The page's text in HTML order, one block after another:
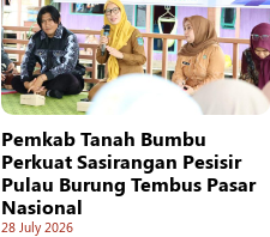
Pemkab Tanah Bumbu
Perkuat Sasirangan Pesisir
Pulau Burung Tembus Pasar
Nasional
28 July 2026